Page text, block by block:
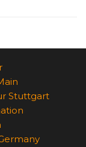
Stuttgart